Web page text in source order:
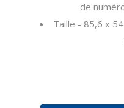
de
Taille - 85,6 x